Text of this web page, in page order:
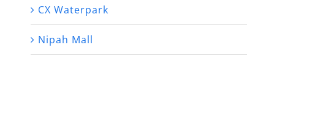
CX Waterpark
Nipah Mall